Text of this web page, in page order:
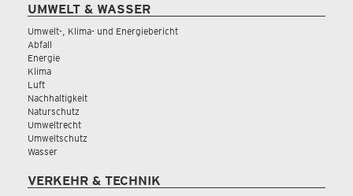
UMWELT & WASSER
Umwelt-, Klima- und Energiebericht
Abfall
Energie
Klima
Luft
Nachhaltigkeit
Naturschutz
Umweltrecht
Umweltschutz
Wasser
VERKEHR & TECHNIK